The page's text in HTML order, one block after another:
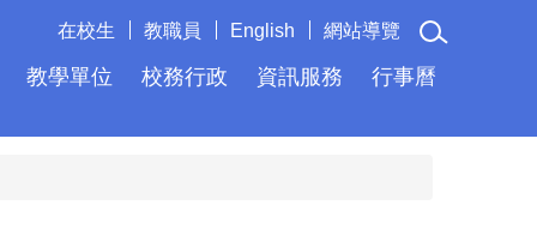
教學單位 校務行政 資訊服務 行事曆
在校生 教職員 English 網站導覽